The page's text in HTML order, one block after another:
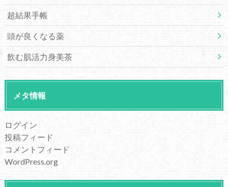
超結果手帳
頭が良くなる薬
飲む肌活力身美茶
メタ情報
ログイン
投稿フィード
コメントフィード
WordPress.org